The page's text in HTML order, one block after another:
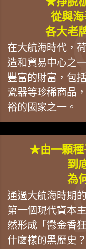
從與
各大老
在大航海時代，
造和貿易中心之
豐富的財富，包
瓷器等珍稀商品
裕的國家之一。
★由一顆種
到
為
通過大航海時期
第一個現代資本
然形成「鬱金香
什麼樣的黑歷史